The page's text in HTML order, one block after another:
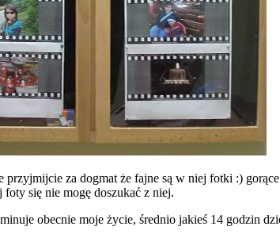
przyjmijcie za dogmat że fajne są w niej fotki :)
foty się nie mogę doszukać z niej.
obecnie moje życie, średnio jakieś 14 godzin